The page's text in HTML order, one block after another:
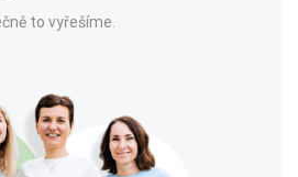
to vyřešíme.